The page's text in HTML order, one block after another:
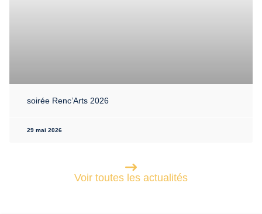
soirée Renc’Arts 2026
29 mai 2026
Voir toutes les actualités